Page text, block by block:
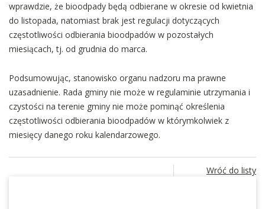
wprawdzie, że bioodpady będą odbierane w okresie od kwietnia
do listopada, natomiast brak jest regulacji dotyczących
częstotliwości odbierania bioodpadów w pozostałych
miesiącach, tj. od grudnia do marca.
Podsumowując, stanowisko organu nadzoru ma prawne
uzasadnienie. Rada gminy nie może w regulaminie utrzymania i
czystości na terenie gminy nie może pominąć określenia
częstotliwości odbierania bioodpadów w którymkolwiek z
miesięcy danego roku kalendarzowego.
Wróć do listy